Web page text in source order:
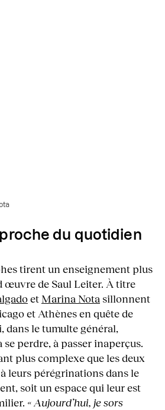
du quotidien
tirent un enseignement plus
œuvre de Saul Leiter. À titre
et Marina Nota sillonnent
et Athènes en quête de
dans le tumulte général,
perdre, à passer inaperçus.
plus complexe que les deux
leurs pérégrinations dans le
soit un espace qui leur est
« Aujourd’hui, je sors